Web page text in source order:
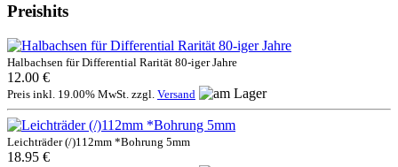
Preishits
Halbachsen für Differential Rarität 80-iger Jahre
12.00 €
Preis inkl. 19.00% MwSt. zzgl. Versand
Leichträder (/)112mm *Bohrung 5mm
18.95 €